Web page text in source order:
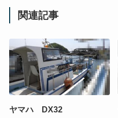
関連記事
ヤマハ DX32